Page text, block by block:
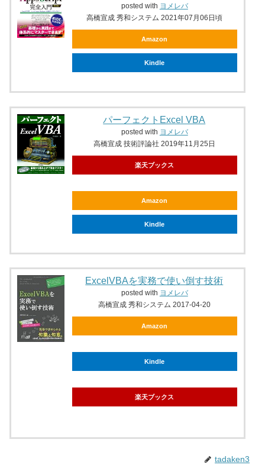
posted with ヨメレバ
高橋宣成 秀和システム 2021年07月06日頃
Amazon
Kindle
パーフェクトExcel VBA
posted with ヨメレバ
高橋宣成 技術評論社 2019年11月25日
楽天ブックス
Amazon
Kindle
ExcelVBAを実務で使い倒す技術
posted with ヨメレバ
高橋宣成 秀和システム 2017-04-20
Amazon
Kindle
楽天ブックス
tadaken3